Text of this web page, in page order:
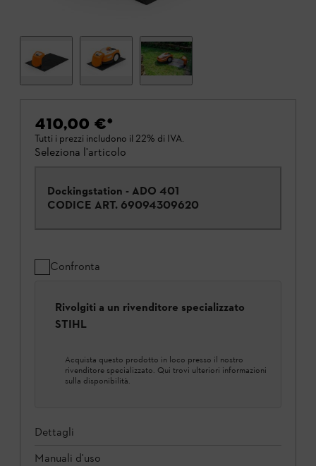
410,00 €*
Tutti i prezzi includono il 22% di IVA.
Seleziona l'articolo
Dockingstation - ADO 401
CODICE ART. 69094309620
Confronta
Rivolgiti a un rivenditore specializzato
STIHL
Acquista questo prodotto in loco presso il nostro
rivenditore specializzato. Qui trovi ulteriori informazioni
sulla disponibilità.
Dettagli
Manuali d'uso